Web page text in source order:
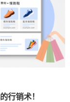
行销术！